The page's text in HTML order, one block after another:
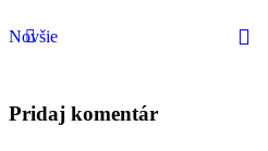
Novšie
Pridaj komentár